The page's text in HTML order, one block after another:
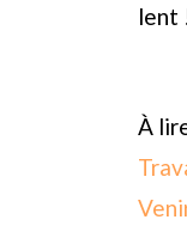
lent
À